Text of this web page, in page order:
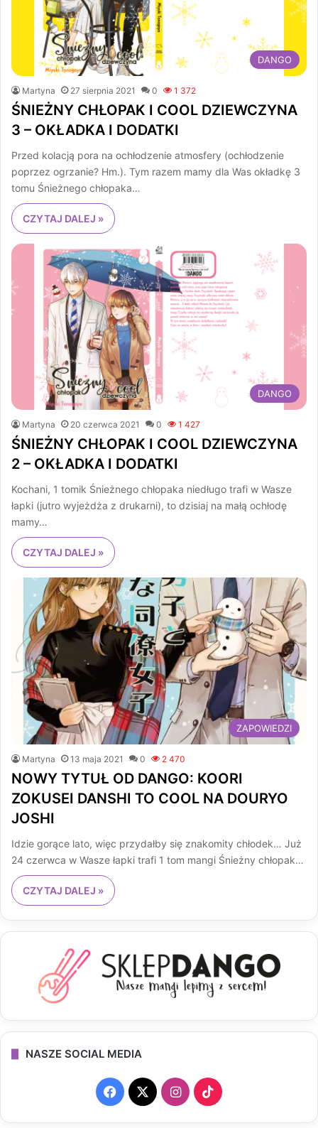
DANGO
Martyna 27 sierpnia 2021 0 1 372
ŚNIEŻNY CHŁOPAK I COOL DZIEWCZYNA
3 – OKŁADKA I DODATKI
Przed kolacją pora na ochłodzenie atmosfery (ochłodzenie
poprzez ogrzanie? Hm.). Tym razem mamy dla Was okładkę 3
tomu Śnieżnego chłopaka…
CZYTAJ DALEJ »
DANGO
Martyna 20 czerwca 2021 0 1 427
ŚNIEŻNY CHŁOPAK I COOL DZIEWCZYNA
2 – OKŁADKA I DODATKI
Kochani, 1 tomik Śnieżnego chłopaka niedługo trafi w Wasze
łapki (jutro wyjeżdża z drukarni), to dzisiaj na małą ochłodę
mamy…
CZYTAJ DALEJ »
ZAPOWIEDZI
Martyna 13 maja 2021 0 2 470
NOWY TYTUŁ OD DANGO: KOORI
ZOKUSEI DANSHI TO COOL NA DOURYO
JOSHI
Idzie gorące lato, więc przydałby się znakomity chłodek… Już
24 czerwca w Wasze łapki trafi 1 tom mangi Śnieżny chłopak…
CZYTAJ DALEJ »
NASZE SOCIAL MEDIA
F
a
X
I
n
T
i